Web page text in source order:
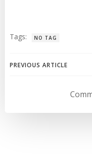
Tags: NO TAG
PREVIOUS ARTICLE